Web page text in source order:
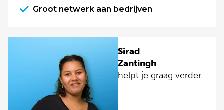
Groot netwerk aan bedrijven
Sirad
Zantingh
helpt je graag verder